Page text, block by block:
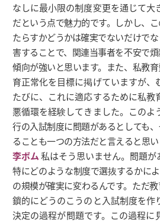
なしに最小限の制度変更を通じて大
だという点で魅力的です。しかし、
たらすかどうかは確実でないだけで
害することで、関連当事者を不安で
傾向が強いと思います。また、私教
育正常化を目標に掲げていますが、
たびに、これに適応するために私教
悪循環を経験してきました。このよ
行の入試制度に問題があるとしても
ることも一つの方法だと言えると思い
李ボム私はそう思いません。問題が
特にどのような制度で選抜するかに
の規模が確実に変わるんです。ただ
鎖的にどうのこうのと入試制度を作
決定の過程が問題です。この過程に